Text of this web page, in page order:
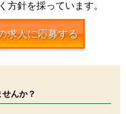
方針を採っています。
求人に応募する
んか？